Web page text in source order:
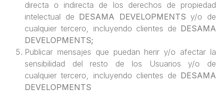
directa o indirecta de los derechos de propiedad
intelectual de DESAMA DEVELOPMENTS y/o de
cualquier tercero, incluyendo clientes de DESAMA
DEVELOPMENTS;
Publicar mensajes que puedan herir y/o afectar la
sensibilidad del resto de los Usuarios y/o de
cualquier tercero, incluyendo clientes de DESAMA
DEVELOPMENTS